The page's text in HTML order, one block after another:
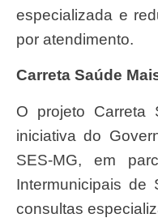
especializada e
por atendimento.
Carreta Saúde
O projeto Carreta Saúde Mais Perto é uma
iniciativa do
SES-MG, em
Intermunicipais de
consultas